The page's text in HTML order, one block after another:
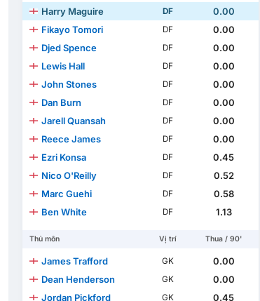
Harry Maguire
DF
0.00
Fikayo Tomori
DF
0.00
Djed Spence
DF
0.00
Lewis Hall
DF
0.00
John Stones
DF
0.00
Dan Burn
DF
0.00
Jarell Quansah
DF
0.00
Reece James
DF
0.00
Ezri Konsa
DF
0.45
Nico O'Reilly
DF
0.52
Marc Guehi
DF
0.58
Ben White
DF 1.13
Thủ môn Vị trí Thua / 90'
James Trafford GK
0.00
Dean Henderson
GK
0.00
Jordan Pickford
GK 0.45